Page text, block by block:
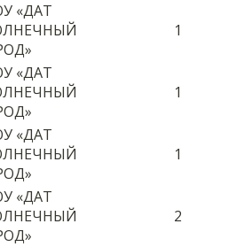
«ДАТ
1
«ДАТ
1
«ДАТ
1
«ДАТ
2